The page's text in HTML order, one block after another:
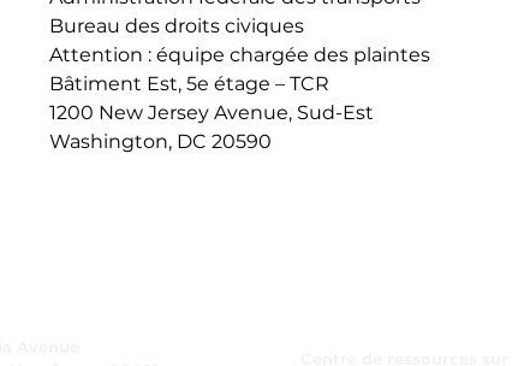
Bureau des droits civiques
Attention : équipe chargée des plaintes
Bâtiment Est, 5e étage – TCR
1200 New Jersey Avenue, Sud-Est
Washington, DC 20590